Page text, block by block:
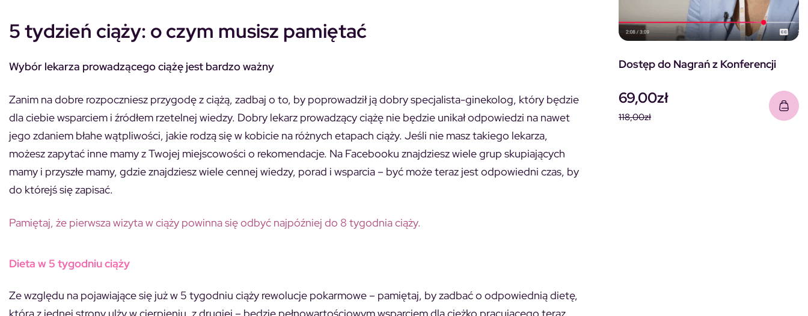
5 tydzień ciąży: o czym musisz pamiętać
Wybór lekarza prowadzącego ciążę jest bardzo ważny
Zanim na dobre rozpoczniesz przygodę z ciążą, zadbaj o to, by poprowadził ją dobry specjalista-ginekolog, który będzie
dla ciebie wsparciem i źródłem rzetelnej wiedzy. Dobry lekarz prowadzący ciążę nie będzie unikał odpowiedzi na nawet
jego zdaniem błahe wątpliwości, jakie rodzą się w kobicie na różnych etapach ciąży. Jeśli nie masz takiego lekarza,
możesz zapytać inne mamy z Twojej miejscowości o rekomendacje. Na Facebooku znajdziesz wiele grup skupiających
mamy i przyszłe mamy, gdzie znajdziesz wiele cennej wiedzy, porad i wsparcia – być może teraz jest odpowiedni czas, by
do którejś się zapisać.
Pamiętaj, że pierwsza wizyta w ciąży powinna się odbyć najpóźniej do 8 tygodnia ciąży.
Dieta w 5 tygodniu ciąży
Ze względu na pojawiające się już w 5 tygodniu ciąży rewolucje pokarmowe – pamiętaj, by zadbać o odpowiednią dietę,
Dostęp do Nagrań z Konferencji
118,00zł
69,00zł